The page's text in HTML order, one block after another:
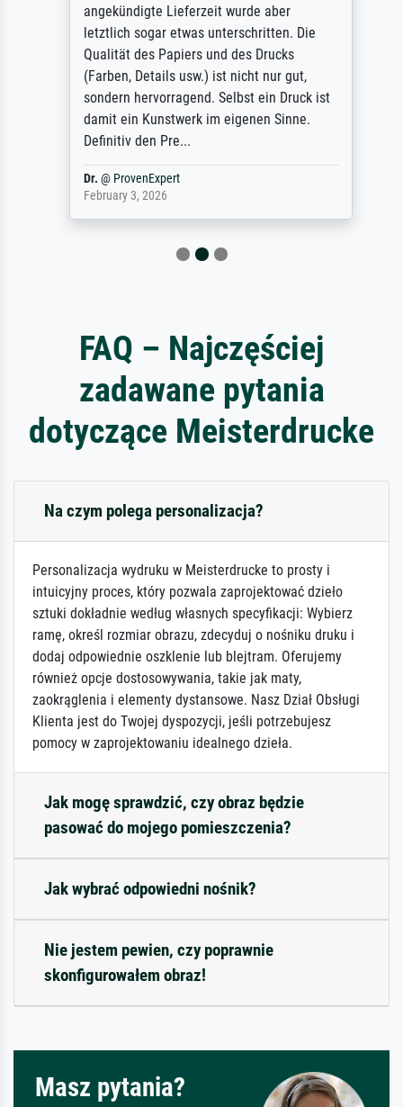
angekündigte Lieferzeit wurde aber
letztlich sogar etwas unterschritten. Die
Qualität des Papiers und des Drucks
(Farben, Details usw.) ist nicht nur gut,
sondern hervorragend. Selbst ein Druck ist
damit ein Kunstwerk im eigenen Sinne.
Definitiv den Pre...
Dr.@ProvenExpert
February 3, 2026
FAQ – Najczęściej
zadawane pytania
dotyczące Meisterdrucke
Na czym polega personalizacja?
Personalizacja wydruku w Meisterdrucke to prosty i
intuicyjny proces, który pozwala zaprojektować dzieło
sztuki dokładnie według własnych specyfikacji: Wybierz
ramę, określ rozmiar obrazu, zdecyduj o nośniku druku i
dodaj odpowiednie oszklenie lub blejtram. Oferujemy
również opcje dostosowywania, takie jak maty,
zaokrąglenia i elementy dystansowe. Nasz Dział Obsługi
Klienta jest do Twojej dyspozycji, jeśli potrzebujesz
pomocy w zaprojektowaniu idealnego dzieła.
Jak mogę sprawdzić, czy obraz będzie
pasować do mojego pomieszczenia?
Jak wybrać odpowiedni nośnik?
Nie jestem pewien, czy poprawnie
skonfigurowałem obraz!
Masz pytania?